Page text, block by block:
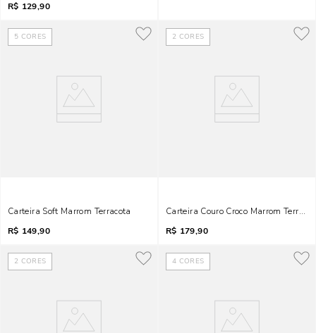
R$ 129,90
5 CORES
Carteira Soft Marrom Terracota
R$ 149,90
2 CORES
Carteira Couro Croco Marrom
R$ 179,90
2 CORES 4 CORES